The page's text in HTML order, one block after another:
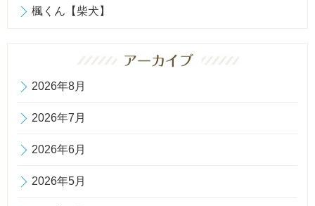
楓くん【柴犬】
2026年8月
2026年7月
2026年6月
2026年5月